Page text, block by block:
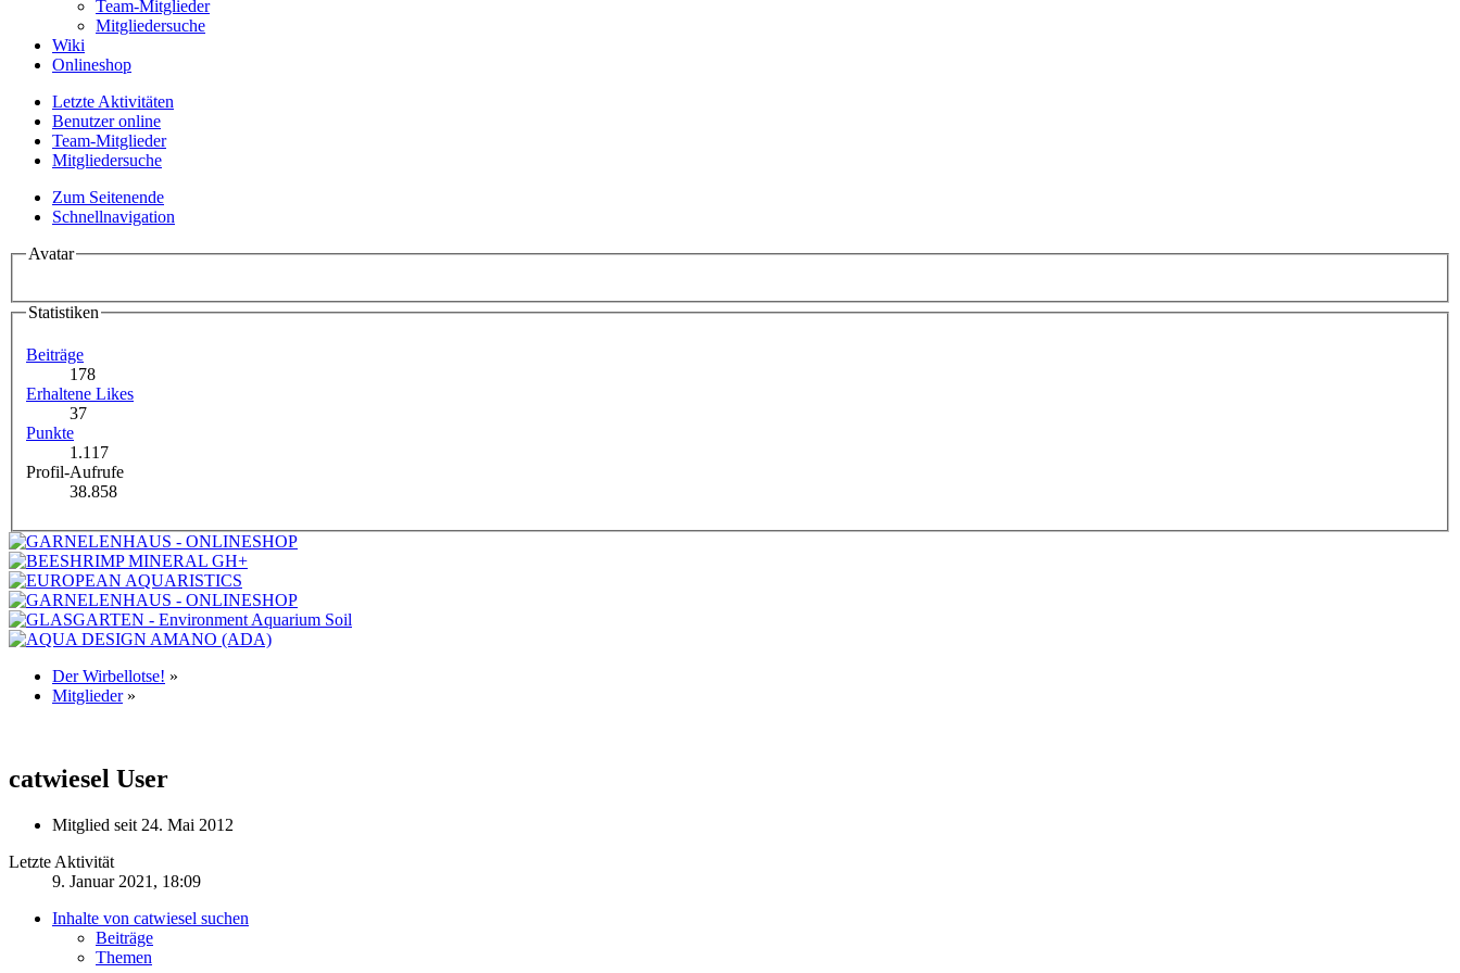
Team-Mitglieder
Mitgliedersuche
Wiki
Onlineshop
Letzte Aktivitäten
Benutzer online
Team-Mitglieder
Mitgliedersuche
Zum Seitenende
Schnellnavigation
Avatar
Statistiken
Beiträge
178
Erhaltene Likes
37
Punkte
1.117
Profil-Aufrufe
38.858
Der Wirbellotse! »
Mitglieder »
catwiesel User
Mitglied seit 24. Mai 2012
Letzte Aktivität
9. Januar 2021, 18:09
Inhalte von catwiesel suchen
Beiträge
Themen